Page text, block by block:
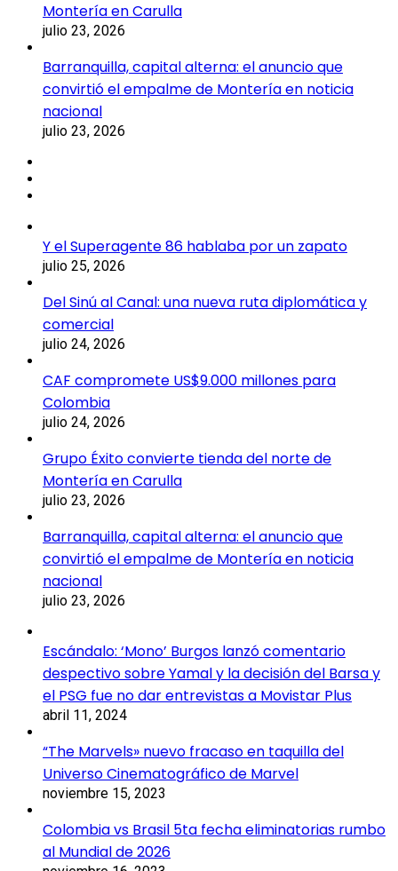
Montería en Carulla
julio 23, 2026
Barranquilla, capital alterna: el anuncio que
convirtió el empalme de Montería en noticia
nacional
julio 23, 2026
Y el Superagente 86 hablaba por un zapato
julio 25, 2026
Del Sinú al Canal: una nueva ruta diplomática y
comercial
julio 24, 2026
CAF compromete US$9.000 millones para
Colombia
julio 24, 2026
Grupo Éxito convierte tienda del norte de
Montería en Carulla
julio 23, 2026
Barranquilla, capital alterna: el anuncio que
convirtió el empalme de Montería en noticia
nacional
julio 23, 2026
Escándalo: ‘Mono’ Burgos lanzó comentario
despectivo sobre Yamal y la decisión del Barsa y
el PSG fue no dar entrevistas a Movistar Plus
abril 11, 2024
“The Marvels» nuevo fracaso en taquilla del
Universo Cinematográfico de Marvel
noviembre 15, 2023
Colombia vs Brasil 5ta fecha eliminatorias rumbo
al Mundial de 2026